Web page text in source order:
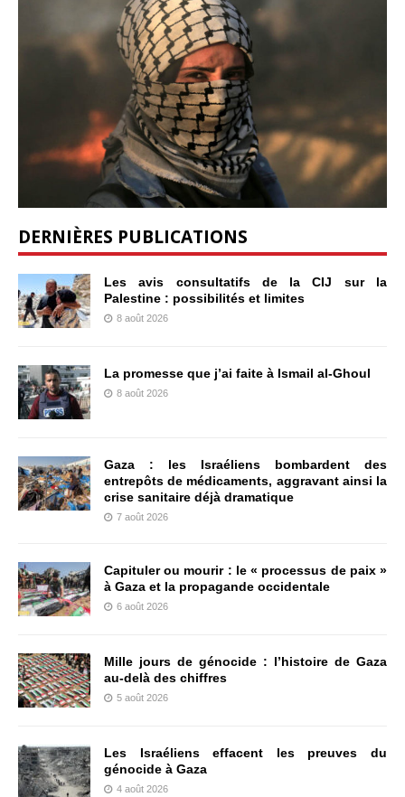
DERNIÈRES PUBLICATIONS
Les avis consultatifs de la CIJ sur la
Palestine : possibilités et limites
8 août 2026
La promesse que j’ai faite à Ismail al-Ghoul
8 août 2026
Gaza : les Israéliens bombardent des
entrepôts de médicaments, aggravant ainsi la
crise sanitaire déjà dramatique
7 août 2026
Capituler ou mourir : le « processus de paix »
à Gaza et la propagande occidentale
6 août 2026
Mille jours de génocide : l’histoire de Gaza
au-delà des chiffres
5 août 2026
Les Israéliens effacent les preuves du
génocide à Gaza
4 août 2026